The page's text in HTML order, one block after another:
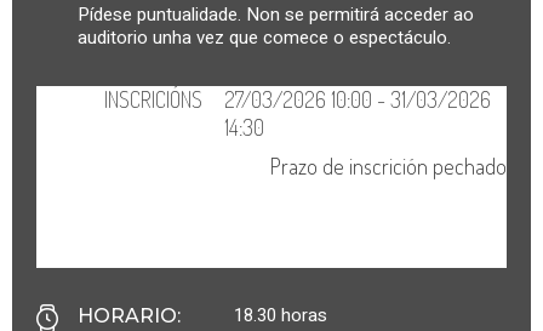
Pídese puntualidade. Non se permitirá acceder ao
auditorio unha vez que comece o espectáculo.
HORARIO: 18.30 horas